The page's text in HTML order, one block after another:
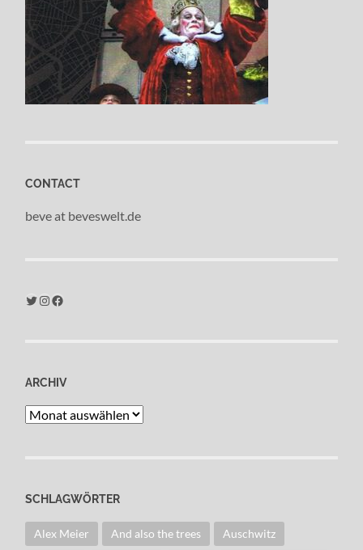
CONTACT
beve at beveswelt.de
Twitter Instagram Facebook
ARCHIV
Archiv
SCHLAGWÖRTER
Alex Meier And also the trees Auschwitz